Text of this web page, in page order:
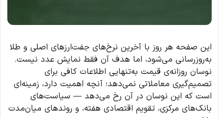
این صفحه هر روز با آخرین نرخ‌های جفت‌ارزهای اصلی و طلا
به‌روزرسانی می‌شود، اما هدف آن فقط نمایش عدد نیست.
نوسان روزانه‌ی قیمت به‌تنهایی اطلاعات کافی برای
تصمیم‌گیری معاملاتی نمی‌دهد؛ آنچه اهمیت دارد، زمینه‌ای
است که این نوسان در آن رخ می‌دهد — سیاست‌های
بانک‌های مرکزی، تقویم اقتصادی هفته، و روندهای میان‌مدت